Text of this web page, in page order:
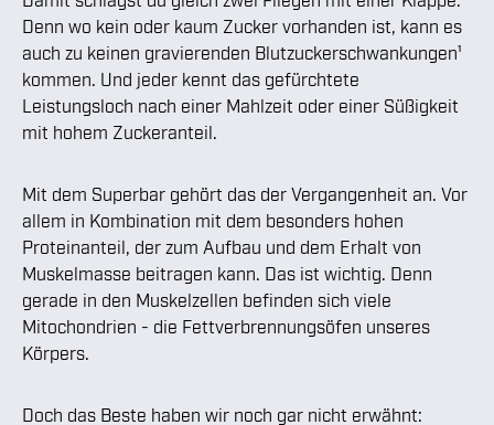
Denn wo kein oder kaum Zucker vorhanden ist, kann es
auch zu keinen gravierenden Blutzuckerschwankungen¹
kommen. Und jeder kennt das gefürchtete
Leistungsloch nach einer Mahlzeit oder einer Süßigkeit
mit hohem Zuckeranteil.
Mit dem Superbar gehört das der Vergangenheit an. Vor
allem in Kombination mit dem besonders hohen
Proteinanteil, der zum Aufbau und dem Erhalt von
Muskelmasse beitragen kann. Das ist wichtig. Denn
gerade in den Muskelzellen befinden sich viele
Mitochondrien - die Fettverbrennungsöfen unseres
Körpers.
Doch das Beste haben wir noch gar nicht erwähnt: